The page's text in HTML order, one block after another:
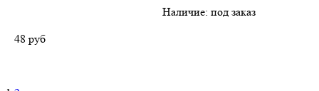
Наличие: под заказ
48 руб